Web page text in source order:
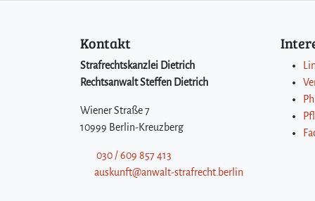
Kontakt
Strafrechtskanzlei Dietrich
Rechtsanwalt Steffen Dietrich
Wiener Straße 7
10999 Berlin-Kreuzberg
030 / 609 857 413
auskunft@anwalt-strafrecht.berlin